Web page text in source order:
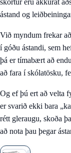
ástand og
Við myndum frekar
í góðu ástandi, sem
þá er tímabært að
að fara í skólatösku,
Og ef þú ert að velta
er svarið ekki bara
rétt gleraugu, skoða
að nota þau þegar